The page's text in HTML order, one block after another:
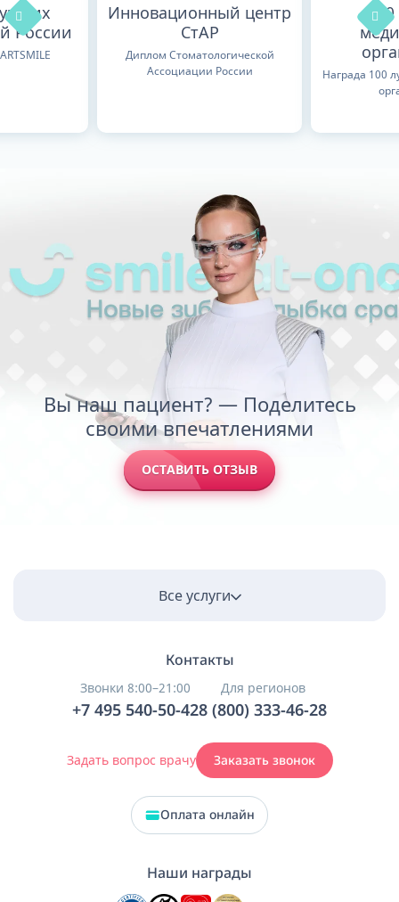
России
Инновационный центр
СтАР
Диплом Стоматологической
Ассоциации России
Награда 100
Вы наш пациент? — Поделитесь
своими впечатлениями
ОСТАВИТЬ ОТЗЫВ
Все услуги
Контакты
Звонки 8:00–21:00
+7 495 540-50-42
Для регионов
8 (800) 333-46-28
Задать вопрос врачу Заказать звонок
Оплата онлайн
Наши награды